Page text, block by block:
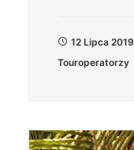
12 Lipca 2019
Touroperatorzy